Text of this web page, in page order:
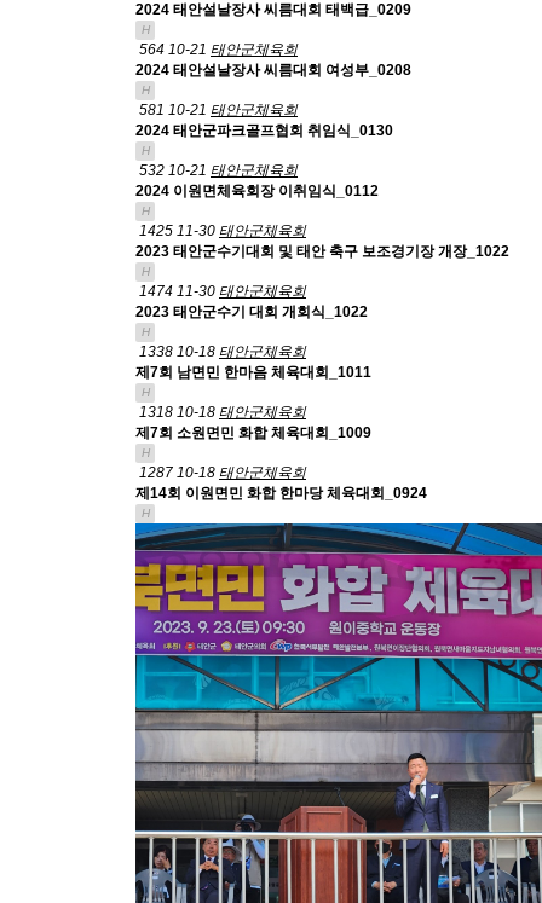
2024 태안설날장사 씨름대회 태백급_0209
H
564 10-21 태안군체육회
2024 태안설날장사 씨름대회 여성부_0208
H
581 10-21 태안군체육회
2024 태안군파크골프협회 취임식_0130
H
532 10-21 태안군체육회
2024 이원면체육회장 이취임식_0112
H
1425 11-30 태안군체육회
2023 태안군수기대회 및 태안 축구 보조경기장 개장_1022
H
1474 11-30 태안군체육회
2023 태안군수기 대회 개회식_1022
H
1338 10-18 태안군체육회
제7회 남면민 한마음 체육대회_1011
H
1318 10-18 태안군체육회
제7회 소원면민 화합 체육대회_1009
H
1287 10-18 태안군체육회
제14회 이원면민 화합 한마당 체육대회_0924
H